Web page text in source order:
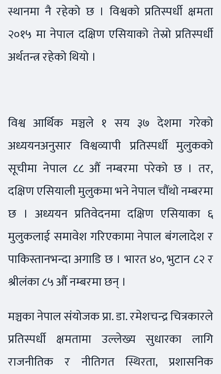
स्थानमा नै रहेको छ । विश्वको प्रतिस्पर्धी क्षमता
२०१५ मा नेपाल दक्षिण एसियाको तेस्रो प्रतिस्पर्धी
अर्थतन्त्र रहेको थियो ।
विश्व आर्थिक मञ्चले १ सय ३७ देशमा गरेको
अध्ययनअनुसार विश्वव्यापी प्रतिस्पर्धी मुलुकको
सूचीमा नेपाल ८८ औं नम्बरमा परेको छ । तर,
दक्षिण एसियाली मुलुकमा भने नेपाल चौंथो नम्बरमा
छ । अध्ययन प्रतिवेदनमा दक्षिण एसियाका ६
मुलुकलाई समावेश गरिएकामा नेपाल बंगलादेश र
पाकिस्तानभन्दा अगाडि छ । भारत ४०, भुटान ८२ र
श्रीलंका ८५ औं नम्बरमा छन् ।
मञ्चका नेपाल संयोजक प्रा. डा. रमेशचन्द्र चित्रकारले
प्रतिस्पर्धी क्षमतामा उल्लेख्य सुधारका लागि
राजनीतिक र नीतिगत स्थिरता, प्रशासनिक